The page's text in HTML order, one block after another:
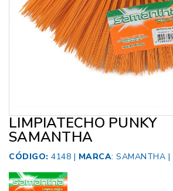
LIMPIATECHO PUNKY
SAMANTHA
CÓDIGO: 4148 | MARCA: SAMANTHA |